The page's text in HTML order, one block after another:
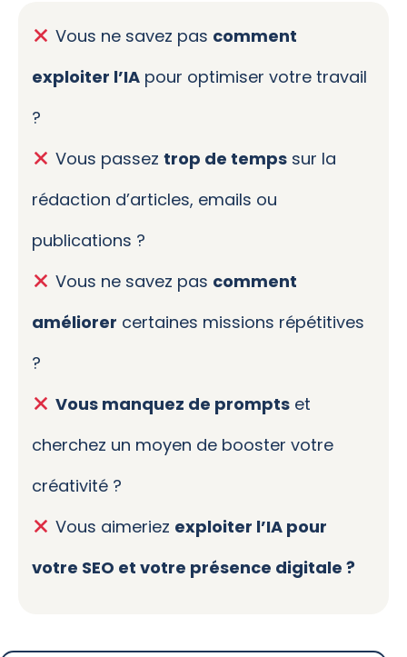
Vous ne savez pas comment
exploiter l’IA pour optimiser votre travail
?
Vous passez trop de tempssur la
rédaction d’articles, emails ou
publications ?
Vous ne savez pas comment
améliorer certaines missions répétitives
?
Vous manquez de promptset
cherchez un moyen de booster votre
créativité ?
Vous aimeriez exploiter l’IA pour
votre SEO et votre présence digitale ?